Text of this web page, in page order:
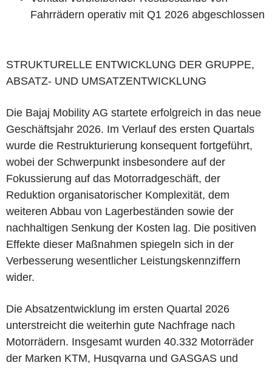
Fahrrädern operativ mit Q1 2026 abgeschlossen
STRUKTURELLE ENTWICKLUNG DER GRUPPE,
ABSATZ- UND UMSATZENTWICKLUNG
Die Bajaj Mobility AG startete erfolgreich in das neue
Geschäftsjahr 2026. Im Verlauf des ersten Quartals
wurde die Restrukturierung konsequent fortgeführt,
wobei der Schwerpunkt insbesondere auf der
Fokussierung auf das Motorradgeschäft, der
Reduktion organisatorischer Komplexität, dem
weiteren Abbau von Lagerbeständen sowie der
nachhaltigen Senkung der Kosten lag. Die positiven
Effekte dieser Maßnahmen spiegeln sich in der
Verbesserung wesentlicher Leistungskennziffern
wider.
Die Absatzentwicklung im ersten Quartal 2026
unterstreicht die weiterhin gute Nachfrage nach
Motorrädern. Insgesamt wurden 40.332 Motorräder
der Marken KTM, Husqvarna und GASGAS und